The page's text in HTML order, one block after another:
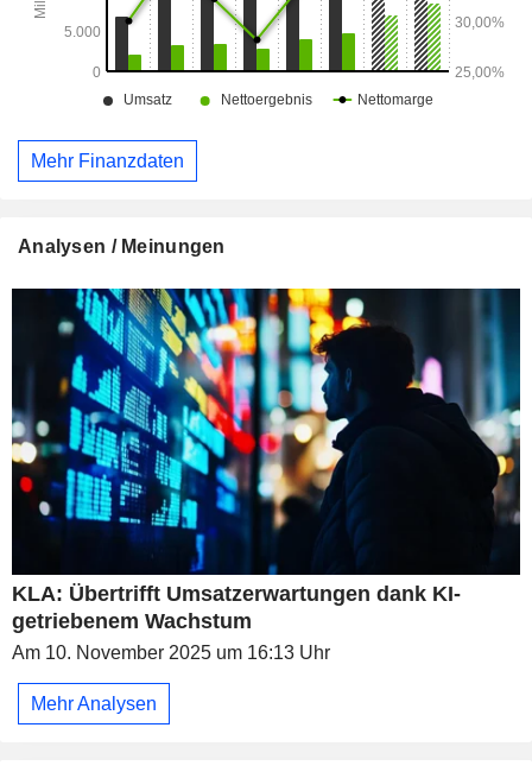
Mehr Finanzdaten
Analysen / Meinungen
KLA: Übertrifft Umsatzerwartungen dank KI-
getriebenem Wachstum
Am 10. November 2025 um 16:13 Uhr
Mehr Analysen